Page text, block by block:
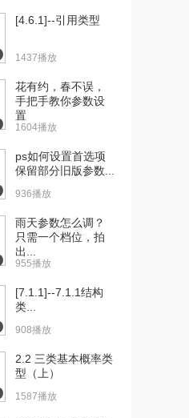
SU建模
SU建模
（上） 10:23
（下） 10:27
及面光
[4.6.1]--引用类型
1437播放
花有约，春不误，
手把手教你参数设
置
1604播放
ps如何设置首选项
保留部分旧版参数...
936播放
雨天参数怎么调？
只需一个档位，拍
出...
955播放
[7.1.1]--7.1.1结构
类...
908播放
2.2 三类基本概率类
型（上）
1587播放